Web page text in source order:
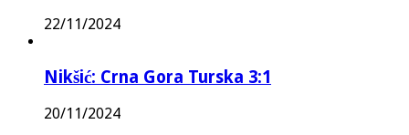
22/11/2024
Nikšić: Crna Gora Turska 3:1
20/11/2024